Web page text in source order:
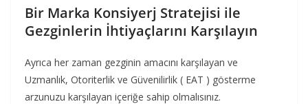
Bir Marka Konsiyerj Stratejisi ile
Gezginlerin İhtiyaçlarını Karşılayın
Ayrıca her zaman gezginin amacını karşılayan ve
Uzmanlık, Otoriterlik ve Güvenilirlik ( EAT ) gösterme
arzunuzu karşılayan içeriğe sahip olmalısınız.